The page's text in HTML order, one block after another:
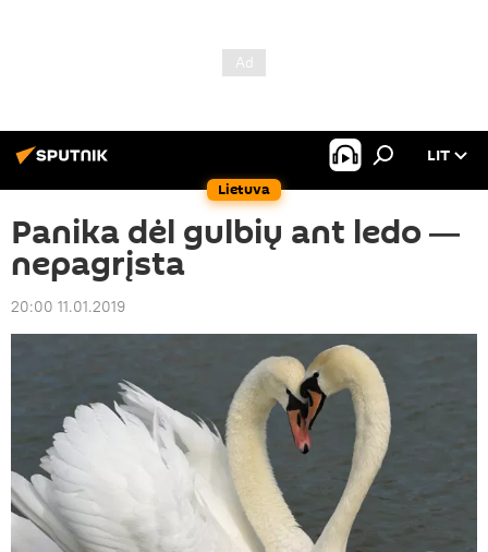
Lietuva
LIT
Panika dėl gulbių ant ledo ―
nepagrįsta
20:00 11.01.2019